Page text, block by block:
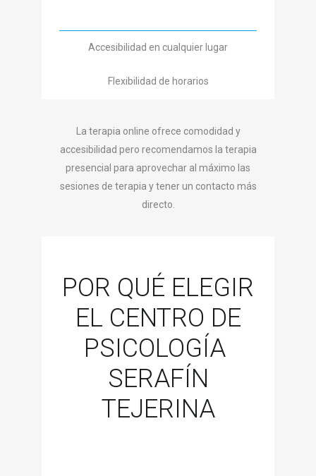
Accesibilidad en cualquier lugar
Flexibilidad de horarios
La terapia online ofrece comodidad y
accesibilidad pero recomendamos la terapia
presencial para aprovechar al máximo las
sesiones de terapia y tener un contacto más
directo.
POR QUÉ ELEGIR
EL CENTRO DE
PSICOLOGÍA
SERAFÍN
TEJERINA